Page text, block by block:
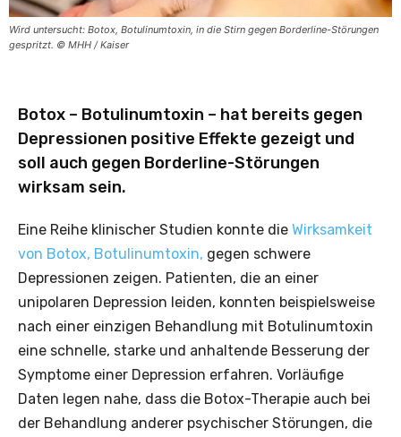
Wird untersucht: Botox, Botulinumtoxin, in die Stirn gegen Borderline-Störungen
gespritzt. © MHH / Kaiser
Botox – Botulinumtoxin – hat bereits gegen
Depressionen positive Effekte gezeigt und
soll auch gegen Borderline-Störungen
wirksam sein.
Eine Reihe klinischer Studien konnte die Wirksamkeit
von Botox, Botulinumtoxin, gegen schwere
Depressionen zeigen. Patienten, die an einer
unipolaren Depression leiden, konnten beispielsweise
nach einer einzigen Behandlung mit Botulinumtoxin
eine schnelle, starke und anhaltende Besserung der
Symptome einer Depression erfahren. Vorläufige
Daten legen nahe, dass die Botox-Therapie auch bei
der Behandlung anderer psychischer Störungen, die